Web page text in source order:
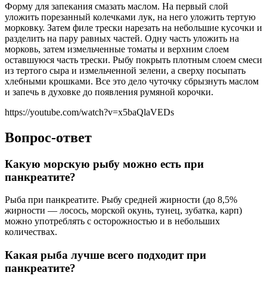
Форму для запекания смазать маслом. На первый слой
уложить порезанный колечками лук, на него уложить тертую
морковку. Затем филе трески нарезать на небольшие кусочки и
разделить на пару равных частей. Одну часть уложить на
морковь, затем измельченные томаты и верхним слоем
оставшуюся часть трески. Рыбу покрыть плотным слоем смеси
из тертого сыра и измельченной зелени, а сверху посыпать
хлебными крошками. Все это дело чуточку сбрызнуть маслом
и запечь в духовке до появления румяной корочки.
https://youtube.com/watch?v=x5baQlaVEDs
Вопрос-ответ
Какую морскую рыбу можно есть при
панкреатите?
Рыба при панкреатите. Рыбу средней жирности (до 8,5%
жирности — лосось, морской окунь, тунец, зубатка, карп)
можно употреблять с осторожностью и в небольших
количествах.
Какая рыба лучше всего подходит при
панкреатите?